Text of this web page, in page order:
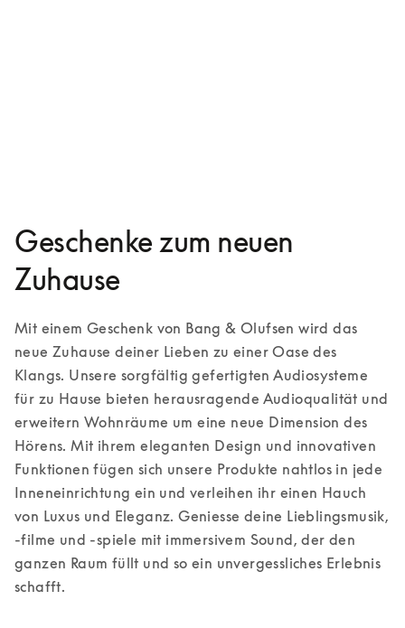
Geschenke zum neuen
Zuhause
Mit einem Geschenk von Bang & Olufsen wird das
neue Zuhause deiner Lieben zu einer Oase des
Klangs. Unsere sorgfältig gefertigten Audiosysteme
für zu Hause bieten herausragende Audioqualität und
erweitern Wohnräume um eine neue Dimension des
Hörens. Mit ihrem eleganten Design und innovativen
Funktionen fügen sich unsere Produkte nahtlos in jede
Inneneinrichtung ein und verleihen ihr einen Hauch
von Luxus und Eleganz. Geniesse deine Lieblingsmusik,
-filme und -spiele mit immersivem Sound, der den
ganzen Raum füllt und so ein unvergessliches Erlebnis
schafft.